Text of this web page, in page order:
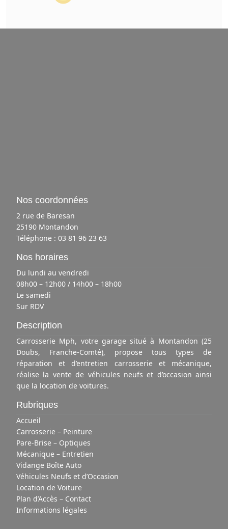
Nos coordonnées
2 rue de Baresan
25190 Montandon
Téléphone : 03 81 96 23 63
Nos horaires
Du lundi au vendredi
08h00 – 12h00 / 14h00 – 18h00
Le samedi
Sur RDV
Description
Carrosserie Mph, votre garage situé à Montandon (25
Doubs, Franche-Comté), propose tous types de
réparation et d’entretien carrosserie et mécanique,
réalise la vente de véhicules neufs et d’occasion ainsi
que la location de voitures.
Rubriques
Accueil
Carrosserie – Peinture
Pare-Brise – Optiques
Mécanique – Entretien
Vidange Boîte Auto
Véhicules Neufs et d’Occasion
Location de Voiture
Plan d’Accès – Contact
Informations légales